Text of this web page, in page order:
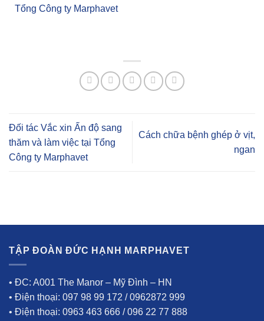
Tổng Công ty Marphavet
Đối tác Vắc xin Ấn độ sang
thăm và làm việc tại Tổng
Công ty Marphavet
Cách chữa bệnh ghép ở vịt,
ngan
TẬP ĐOÀN ĐỨC HẠNH MARPHAVET
• ĐC: A001 The Manor – Mỹ Đình – HN
• Điện thoại: 097 98 99 172 / 0962872 999
• Điện thoại: 0963 463 666 / 096 22 77 888